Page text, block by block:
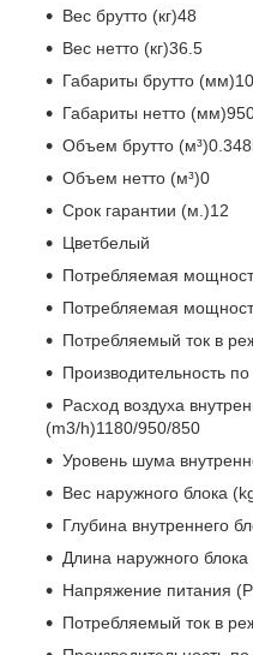
Вес брутто (кг)48
Вес нетто (кг)36.5
Габариты брутто
Габариты нетто
Объем брутто
Объем нетто (м³)0
Срок гарантии (м.)12
Цветбелый
Потребляемая
Потребляемая
Потребляемый ток в
Производительность
Расход воздуха
(m3/h)1180/950/850
Уровень шума
Вес наружного блока
Глубина внутреннего
Длина наружного
Напряжение питания
Потребляемый ток в